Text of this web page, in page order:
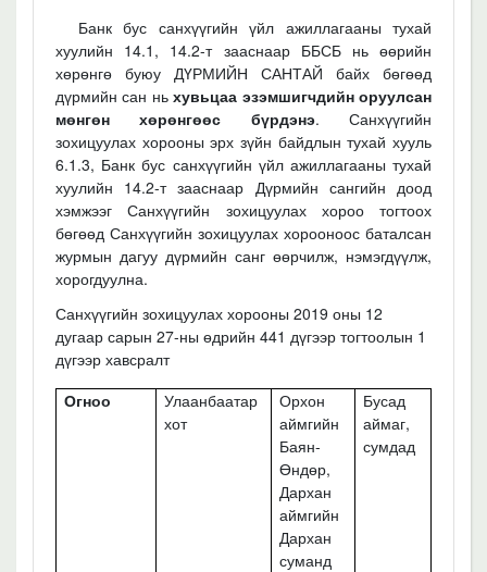
Банк бус санхүүгийн үйл ажиллагааны тухай
хуулийн 14.1, 14.2-т зааснаар ББСБ нь өөрийн
хөрөнгө буюу ДҮРМИЙН САНТАЙ байх бөгөөд
дүрмийн сан ньхувьцаа эзэмшигчдийн оруулсан
мөнгөн хөрөнгөөс бүрдэнэ.Санхүүгийн
зохицуулах хорооны эрх зүйн байдлын тухай хууль
6.1.3, Банк бус санхүүгийн үйл ажиллагааны тухай
хуулийн 14.2-т зааснаар Дүрмийн сангийн доод
хэмжээг Санхүүгийн зохицуулах хороо тогтоох
бөгөөд Санхүүгийн зохицуулах хорооноос баталсан
журмын дагуу дүрмийн санг өөрчилж, нэмэгдүүлж,
хорогдуулна.
Санхүүгийн зохицуулах хорооны 2019 оны 12
дугаар сарын 27-ны өдрийн 441 дүгээр тогтоолын 1
дүгээр хавсралт
Огноо
Улаанбаатар
хот
Орхон
аймгийн
Баян-
Өндөр,
Дархан
аймгийн
Дархан
суманд
Бусад
аймаг,
сумдад